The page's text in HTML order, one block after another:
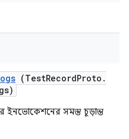
(TestRecordProto .
ইনভোকেশনের সমস্ত চূড়ান্ত